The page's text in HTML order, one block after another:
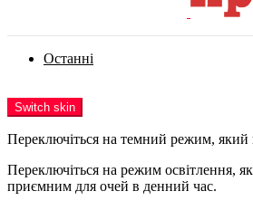
Останні
Switch skin
Переключіться на темний режим, який
Переключіться на режим освітлення,
приємним для очей в денний час.